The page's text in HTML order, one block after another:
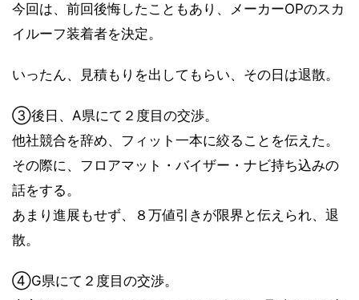
今回は、前回後悔したこともあり、メーカーOPのスカ
イルーフ装着者を決定。
いったん、見積もりを出してもらい、その日は退散。
③後日、A県にて２度目の交渉。
他社競合を辞め、フィット一本に絞ることを伝えた。
その際に、フロアマット・バイザー・ナビ持ち込みの
話をする。
あまり進展もせず、８万値引きが限界と伝えられ、退
散。
④G県にて２度目の交渉。